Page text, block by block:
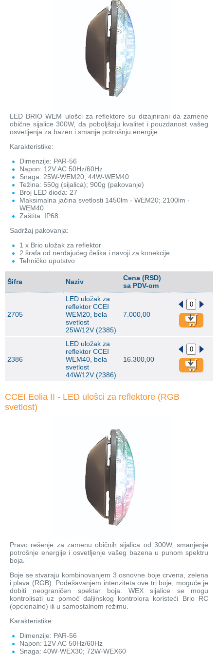
Dekorativni i građevinski materijali
LED BRIO WEM ulošci za reflektore su dizajnirani da zamene
obične sijalice 300W, da poboljšaju kvalitet i pouzdanost vašeg
osvetljenja za bazen i smanje potrošnju energije.
Karakteristike:
Dimenzije: PAR-56
Napon: 12V AC 50Hz/60Hz
Snaga: 25W-WEM20; 44W-WEM40
Težina: 550g (sijalica); 900g (pakovanje)
Broj LED dioda: 27
Maksimalna jačina svetlosti 1450lm - WEM20; 2100lm -
WEM40
Zaštita: IP68
Sadržaj pakovanja:
1 x Brio uložak za reflektor
2 šrafa od nerđajućeg čelika i navoji za konekcije
Tehničko uputstvo
Šifra Naziv
Cena (RSD)
sa PDV-om
2705
LED uložak za
reflektor CCEI
WEM20, bela
svetlost
25W/12V (2385)
7.000,00
2386
LED uložak za
reflektor CCEI
WEM40, bela
svetlost
44W/12V (2386)
16.300,00
CCEI Eolia II - LED ulošci za reflektore (RGB
svetlost)
Pravo rešenje za zamenu običnih sijalica od 300W, smanjenje
potrošnje energije i osvetljenje vašeg bazena u punom spektru
boja.
Boje se stvaraju kombinovanjem 3 osnovne boje crvena, zelena
i plava (RGB). Podešavanjem intenziteta ove tri boje, moguće je
dobiti neograničen spektar boja. WEX sijalice se mogu
kontrolisati uz pomoć daljinskog kontrolora koristeći Brio RC
(opcionalno) ili u samostalnom režimu.
Karakteristike:
Dimenzije: PAR-56
Napon: 12V AC 50Hz/60Hz
Snaga: 40W-WEX30; 72W-WEX60